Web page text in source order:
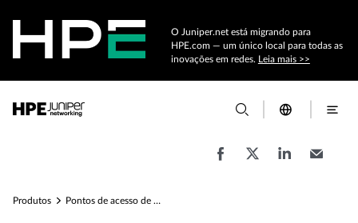
O Juniper.net está migrando para
HPE.com — um único local para todas as
inovações em redes. Leia mais >>
Produtos Pontos de acesso de Wi-Fi e borda